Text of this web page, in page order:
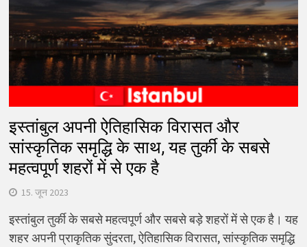
इस्तांबुल अपनी ऐतिहासिक विरासत और
सांस्कृतिक समृद्धि के साथ, यह तुर्की के सबसे
महत्वपूर्ण शहरों में से एक है
15. जून 2023
इस्तांबुल तुर्की के सबसे महत्वपूर्ण और सबसे बड़े शहरों में से एक है। यह
शहर अपनी प्राकृतिक सुंदरता, ऐतिहासिक विरासत, सांस्कृतिक समृद्धि